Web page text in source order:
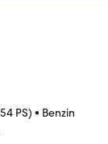
PS) • Benzin